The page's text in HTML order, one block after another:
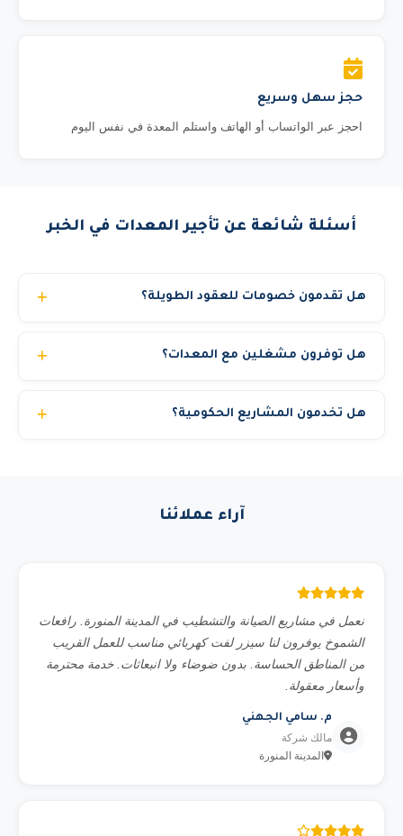
حجز سهل وسريع
احجز عبر الواتساب أو الهاتف واستلم المعدة في نفس اليوم
أسئلة شائعة عن تأجير المعدات في الخبر
هل تقدمون خصومات للعقود الطويلة؟
اليومي. العقود السنوية توفر حتى 50%. المشاريع الحكومية
احتياجك والحصول على أفضل سعر.
هل توفرون مشغلين مع المعدات؟
سنوات. يمكنك اختيار استئجار المعدة مع مشغل أو بدون حسب
هل تخدمون المشاريع الحكومية؟
آراء عملائنا
نعمل في مشاريع الصيانة والتشطيب في المدينة المنورة. رافعات
الشموخ يوفرون لنا سيزر لفت كهربائي مناسب للعمل القريب
من المناطق الحساسة. بدون ضوضاء ولا انبعاثات. خدمة محترمة
وأسعار معقولة.
م. سامي الجهني
مالك شركة
المدينة المنورة